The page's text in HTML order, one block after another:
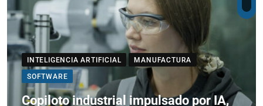
INTELIGENCIA ARTIFICIAL
MANUFACTURA
SOFTWARE
Copiloto industrial impulsado por IA,